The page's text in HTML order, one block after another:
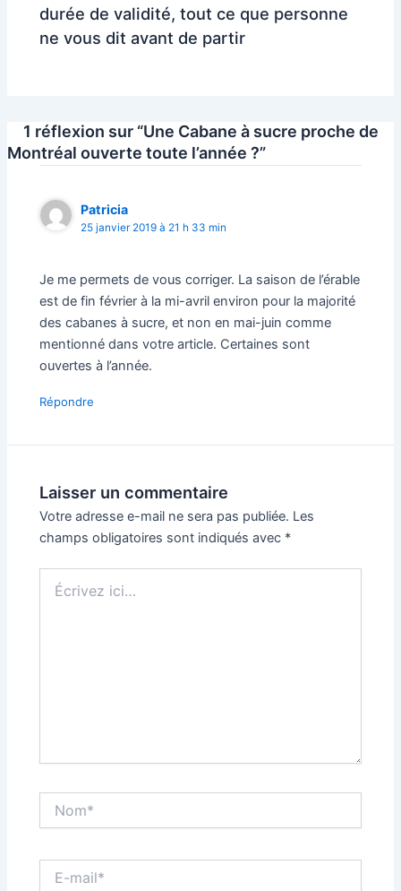
durée de validité, tout ce que personne
ne vous dit avant de partir
1 réflexion sur “Une Cabane à sucre proche de
Montréal ouverte toute l’année ?”
Patricia
25 janvier 2019 à 21 h 33 min
Je me permets de vous corriger. La saison de l’érable
est de fin février à la mi-avril environ pour la majorité
des cabanes à sucre, et non en mai-juin comme
mentionné dans votre article. Certaines sont
ouvertes à l’année.
Répondre
Laisser un commentaire
Votre adresse e-mail ne sera pas publiée. Les
champs obligatoires sont indiqués avec *
ici…
mail*